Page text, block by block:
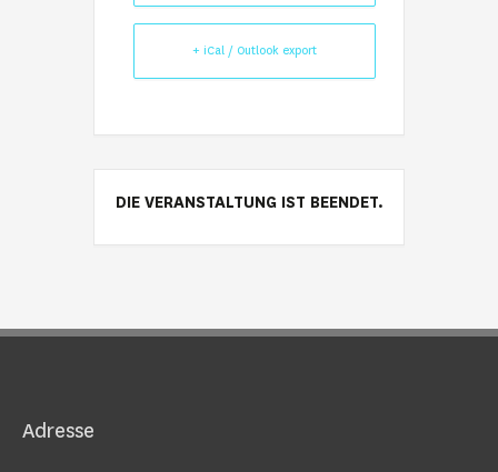
+ iCal / Outlook export
DIE VERANSTALTUNG IST BEENDET.
Adresse